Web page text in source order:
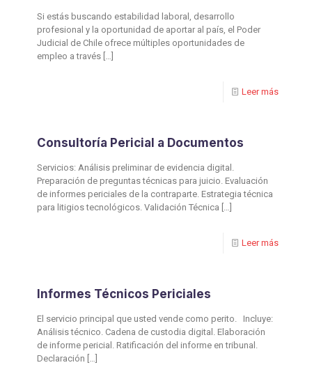
Si estás buscando estabilidad laboral, desarrollo
profesional y la oportunidad de aportar al país, el Poder
Judicial de Chile ofrece múltiples oportunidades de
empleo a través […]
Leer más
Consultoría Pericial a Documentos
Servicios: Análisis preliminar de evidencia digital.
Preparación de preguntas técnicas para juicio. Evaluación
de informes periciales de la contraparte. Estrategia técnica
para litigios tecnológicos. Validación Técnica […]
Leer más
⁠Informes Técnicos Periciales
El servicio principal que usted vende como perito. Incluye:
Análisis técnico. Cadena de custodia digital. Elaboración
de informe pericial. Ratificación del informe en tribunal.
Declaración […]